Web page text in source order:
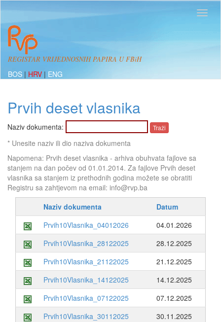
REGISTAR VRIJEDNOSNIH PAPIRA U FBiH
BOS | HRV | ENG
Prvih deset vlasnika
Naziv dokumenta:
* Unesite naziv ili dio naziva dokumenta
Napomena: Prvih deset vlasnika - arhiva obuhvata fajlove sa
stanjem na dan počev od 01.01.2014. Za fajlove Prvih deset
vlasnika sa stanjem iz prethodnih godina možete se obratiti
Registru sa zahtjevom na email: info@rvp.ba
Naziv dokumenta
Datum
Prvih10Vlasnika_04012026
04.01.2026
Prvih10Vlasnika_28122025
28.12.2025
Prvih10Vlasnika_21122025
21.12.2025
Prvih10Vlasnika_14122025
14.12.2025
Prvih10Vlasnika_07122025
07.12.2025
Prvih10Vlasnika_30112025
30.11.2025